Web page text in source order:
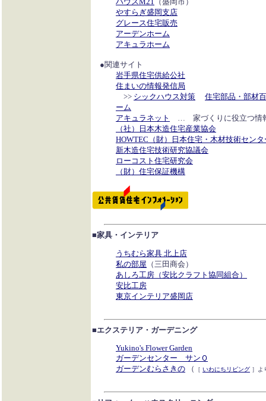
やすらぎ盛岡支店
グレース住宅販売
アーデンホーム
アキュラホーム
●関連サイト
岩手県住宅供給公社
住まいの情報発信局
>> シックハウス対策
住宅部品・部材
ーム
アキュラネット
… 家づくりに役立つ情
（社）日本木造住宅産業協会
HOWTEC（財）日本住宅・木材技術センタ
新木造住宅技術研究協議会
ローコスト住宅研究会
（財）住宅保証機構
■家具・インテリア
うちむら家具 北上店
私の部屋 （三田商会）
あしろ工房（安比クラフト協同組合）
安比工房
東京インテリア盛岡店
■エクステリア・ガーデニング
Yukino's Flower Garden
ガーデンセンター サンＱ
ガーデンむらさきの （ ［ いわにちリビング ］よ